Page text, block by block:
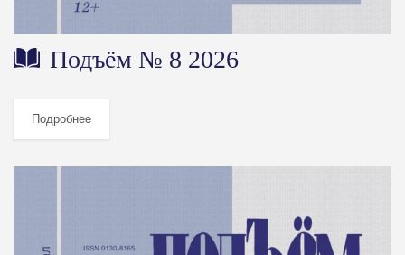
Подъём № 8 2026
Подробнее